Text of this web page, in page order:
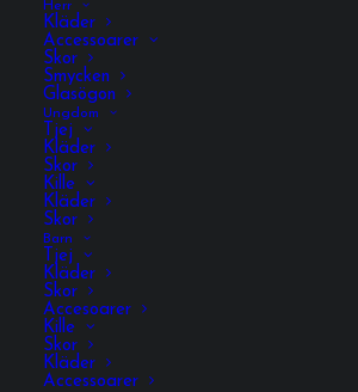
Herr
Kläder
Accessoarer
Skor
Smycken
Glasögon
Ungdom
Tjej
Kläder
Skor
Kille
Kläder
Skor
Barn
Tjej
Kläder
Skor
Accesoarer
Kille
Skor
Kläder
Accessoarer
African